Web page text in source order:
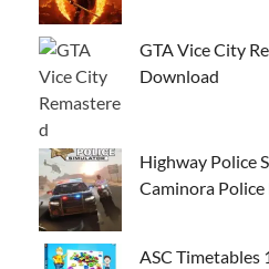
GTA Vice City
Download
Highway Police
Caminora
ASC Timetables